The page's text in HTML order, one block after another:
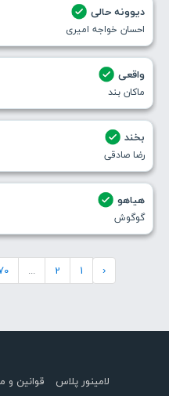
دیوونه حالی
احسان خواجه امیری
واقعی
ماکان بند
بخند
رضا صادقی
هیاهو
گوگوش
‹
1
2
...
لامینور پلاس قوانین و